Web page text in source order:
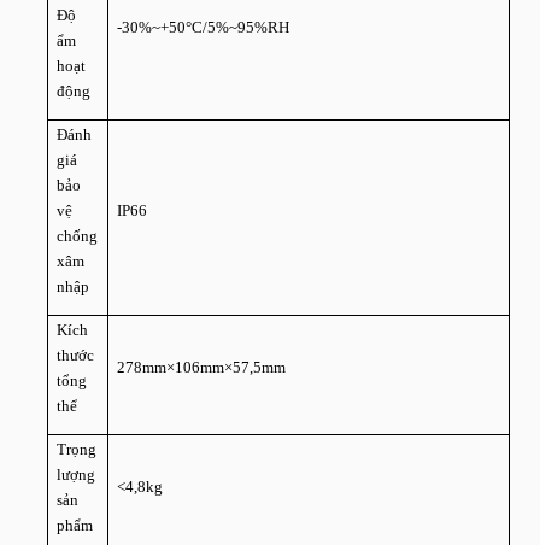
Độ
ẩm
hoạt
động
-30%~+50°C/5%~95%RH
Đánh
giá
bảo
vệ
chống
xâm
nhập
IP66
Kích
thước
tổng
thể
278mm×106mm×57,5mm
Trọng
lượng
sản
phẩm
<4,8kg